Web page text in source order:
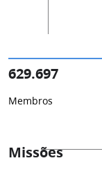
629.697
Membros
Missões